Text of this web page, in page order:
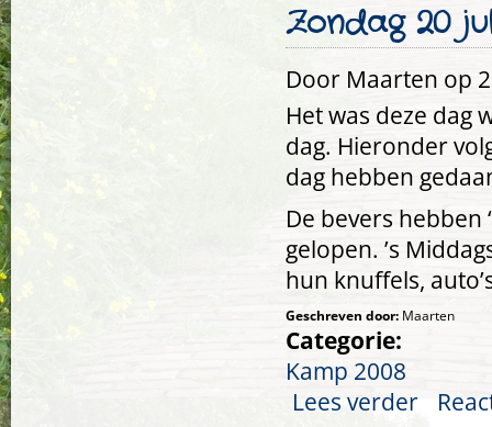
Zondag 20
Door Maarten op
Het was deze dag
dag. Hieronder
dag hebben
De bevers
gelopen. ’s
hun knuffels,
Geschreven door: Maarten
Categorie:
Kamp 2008
Lees verder over